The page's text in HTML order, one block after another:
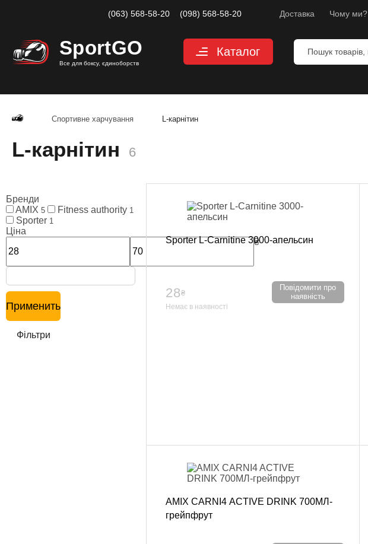
(063) 568-58-20 (098) 568-58-20 Доставка Чому ми?
SportGO
Все для боксу, єдиноборств
Каталог
Аксесуари, Фітнес
Взуття
Подарунковий сертифікат
Бренди
Спортивне харчування L-карнітин
L-карнітин 6
Бренди
AMIX 5 Fitness authority 1
Sporter 1
Ціна
₴
Применить
Фільтри
Sporter L-Carnitine 3000-апельсин
28₴
Немає в наявності
Повідомити про
наявність
AMIX CARNI4 ACTIVE DRINK 700МЛ-
грейпфрут